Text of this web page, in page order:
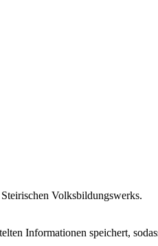
Steirischen Volksbildungswerks.
Informationen speichert,